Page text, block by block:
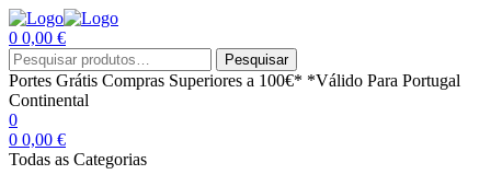
0 0,00 €
Menu
Procurar
por:
Pesquisar
Portes Grátis Compras Superiores a 100€* *Válido Para Portugal
Continental
0
0 0,00 €
Todas as Categorias